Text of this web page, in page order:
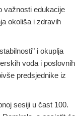
važnosti edukacije
okoliša i zdravih
i okuplja
vođa i poslovnih
predsjednike iz
sesiji u čast 100.